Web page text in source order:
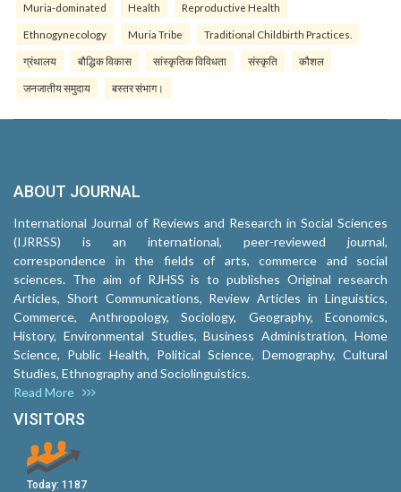
Muria-dominated Health Reproductive Health
Ethnogynecology Muria Tribe Traditional Childbirth Practices.
ग्रंथालय बौद्धिक विकास सांस्कृतिक विविधता संस्कृति कौशल
जनजातीय समुदाय बस्तर संभाग।
ABOUT JOURNAL
International Journal of Reviews and Research in Social Sciences
(IJRRSS) is an international, peer-reviewed journal,
correspondence in the fields of arts, commerce and social
sciences. The aim of RJHSS is to publishes Original research
Articles, Short Communications, Review Articles in Linguistics,
Commerce, Anthropology, Sociology, Geography, Economics,
History, Environmental Studies, Business Administration, Home
Science, Public Health, Political Science, Demography, Cultural
Studies, Ethnography and Sociolinguistics.
Read More
VISITORS
Today: 1187